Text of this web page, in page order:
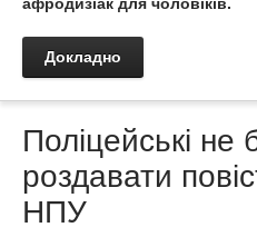
Докладно
Поліцейські не
роздавати
НПУ